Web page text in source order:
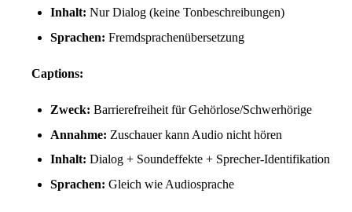
Inhalt: Nur Dialog (keine Tonbeschreibungen)
Sprachen: Fremdsprachenübersetzung
Captions:
Zweck: Barrierefreiheit für Gehörlose/Schwerhörige
Annahme: Zuschauer kann Audio nicht hören
Inhalt: Dialog + Soundeffekte + Sprecher-Identifikation
Sprachen: Gleich wie Audiosprache